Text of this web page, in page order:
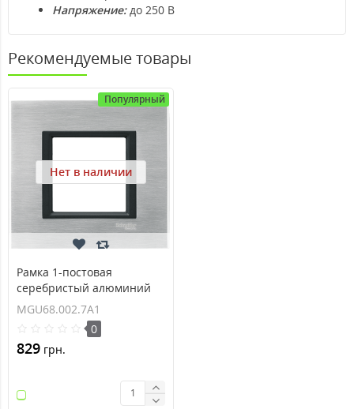
Напряжение:до 250 В
Рекомендуемые товары
Популярный
Нет в наличии
Рамка 1-постовая
серебристый алюминий
Unica Class MGU68.002.7A1
MGU68.002.7A1
0
829 грн.